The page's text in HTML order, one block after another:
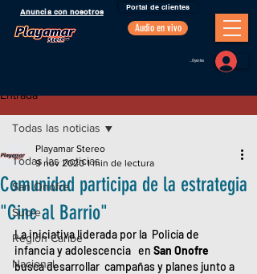
Anuncia con nosotros
Audio en vivo
Portal Oyentes
Portal de clientes
Entrada
Todas las noticias
San Onofre
Sucre
Región Caribe
Nacional
Todas las noticias
Comunidad participa de la estrategia
"Cine al Barrio"
Playamar Stereo
9 nov 2020 1 min de lectura
La iniciativa liderada por la  Policía de
infancia y adolescencia   en San Onofre
busca desarrollar  campañas y planes junto a